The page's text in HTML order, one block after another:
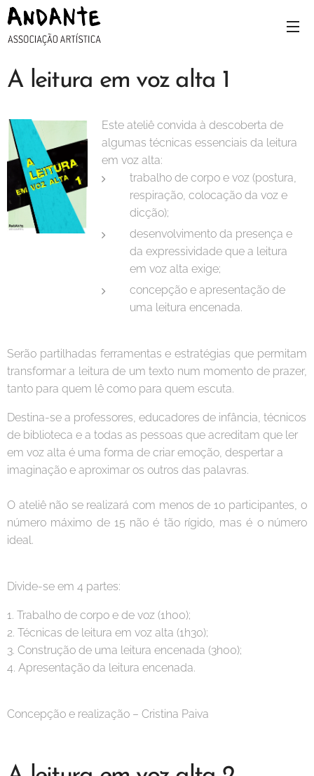
A leitura em voz alta 1
Este ateliê convida à descoberta de
algumas técnicas essenciais da leitura
em voz alta:
trabalho de corpo e voz (postura,
respiração, colocação da voz e
dicção);
desenvolvimento da presença e
da expressividade que a leitura
em voz alta exige;
concepção e apresentação de
uma leitura encenada.
Serão partilhadas ferramentas e estratégias que permitam
transformar a leitura de um texto num momento de prazer,
tanto para quem lê como para quem escuta.
Destina-se a professores, educadores de infância, técnicos
de biblioteca e a todas as pessoas que acreditam que ler
em voz alta é uma forma de criar emoção, despertar a
imaginação e aproximar os outros das palavras.
O ateliê não se realizará com menos de 10 participantes, o
número máximo de 15 não é tão rígido, mas é o número
ideal.
Divide-se em 4 partes:
1. Trabalho de corpo e de voz (1h00);
2. Técnicas de leitura em voz alta (1h30);
3. Construção de uma leitura encenada (3h00);
4. Apresentação da leitura encenada.
Concepção e realização – Cristina Paiva